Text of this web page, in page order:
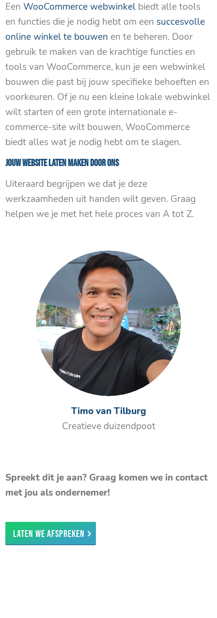
EenWooCommerce webwinkel biedt alle tools
en functies die je nodig hebt om een succesvolle
online winkel te bouwen en te beheren. Door
gebruik te maken van de krachtige functies en
tools van WooCommerce, kun je een webwinkel
bouwen die past bij jouw specifieke behoeften en
voorkeuren. Of je nu een kleine lokale webwinkel
wilt starten of een grote internationale e-
commerce-site wilt bouwen, WooCommerce
biedt alles wat je nodig hebt om te slagen.
Jouw website laten maken door ons
Uiteraard begrijpen we dat je deze
werkzaamheden uit handen wilt geven. Graag
helpen we je met het hele proces van A tot Z.
Timo van Tilburg
Creatieve duizendpoot
Spreekt dit je aan? Graag komen we in contact
met jou als ondernemer!
Laten we afspreken